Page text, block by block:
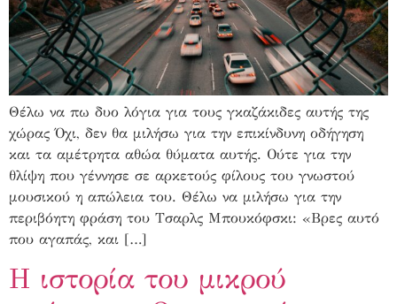
Θέλω να πω δυο λόγια για τους γκαζάκιδες αυτής της
χώρας Όχι, δεν θα μιλήσω για την επικίνδυνη οδήγηση
και τα αμέτρητα αθώα θύματα αυτής. Ούτε για την
θλίψη που γέννησε σε αρκετούς φίλους του γνωστού
μουσικού η απώλεια του. Θέλω να μιλήσω για την
περιβόητη φράση του Τσαρλς Μπουκόφσκι: «Βρες αυτό
που αγαπάς, και […]
Η ιστορία του μικρού